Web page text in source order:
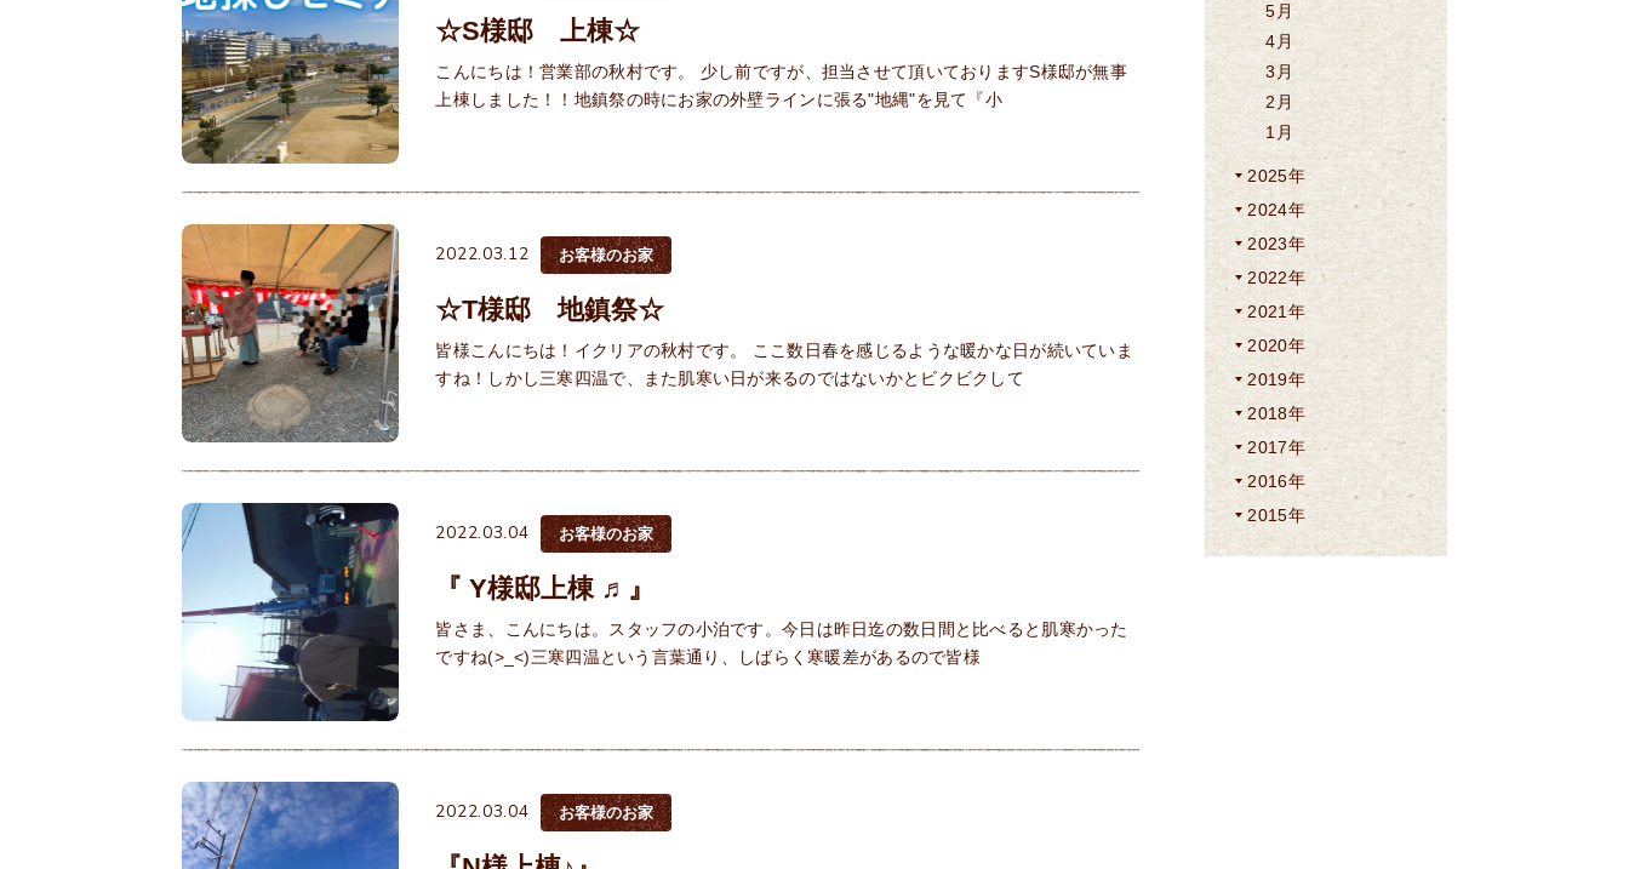
☆S様邸 上棟☆
こんにちは！営業部の秋村です。 少し前ですが、担当させて頂いておりますS様邸が無事
上棟しました！！地鎮祭の時にお家の外壁ラインに張る"地縄"を見て『小
2022.03.12 お客様のお家
☆T様邸 地鎮祭☆
皆様こんにちは！イクリアの秋村です。 ここ数日春を感じるような暖かな日が続いていま
すね！しかし三寒四温で、また肌寒い日が来るのではないかとビクビクして
2022.03.04 お客様のお家
『 Y様邸上棟 ♬』
皆さま、こんにちは。スタッフの小泊です。今日は昨日迄の数日間と比べると肌寒かった
ですね(>_<)三寒四温という言葉通り、しばらく寒暖差があるので皆様
2022.03.04 お客様のお家
5月
4月
3月
2月
1月
2025年
2024年
2023年
2022年
2021年
2020年
2019年
2018年
2017年
2016年
2015年